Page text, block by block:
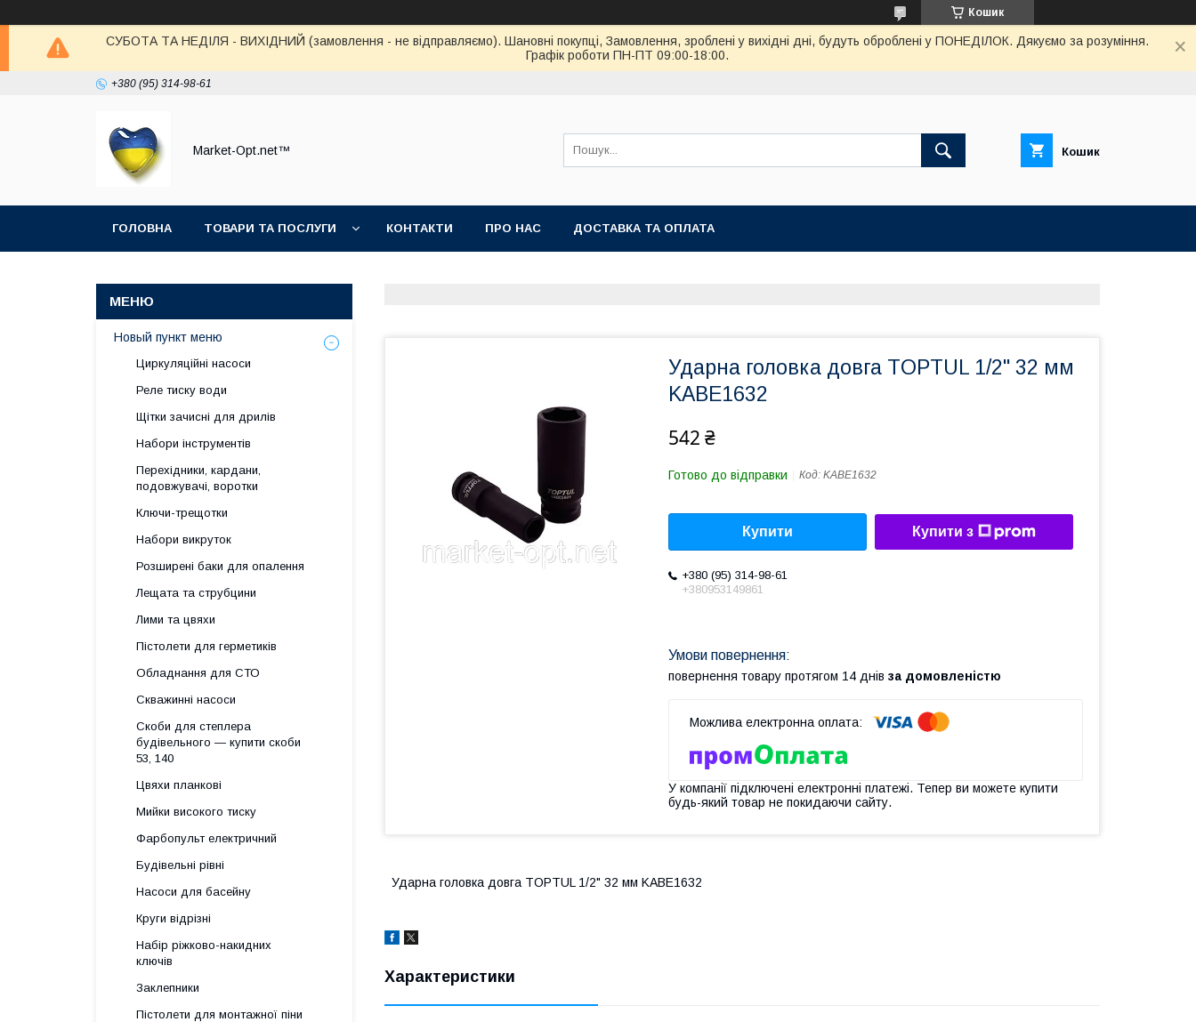
Кошик
СУБОТА ТА НЕДІЛЯ - ВИХІДНИЙ (замовлення - не відправляємо). Шановні покупці, Замовлення, зроблені у вихідні дні, будуть оброблені у ПОНЕДІЛОК. Дякуємо за розуміння.
Графік роботи ПН-ПТ 09:00-18:00.
+380 (95) 314-98-61
Market-Opt.net™ Кошик
ГОЛОВНА ТОВАРИ ТА ПОСЛУГИ КОНТАКТИ ПРО НАС ДОСТАВКА ТА ОПЛАТА
Ударна головка довга TOPTUL 1/2" 32 мм
KABE1632
542 ₴
Готово до відправки Код: KABE1632
Купити Купити з
+380 (95) 314-98-61
+380953149861
повернення товару протягом 14 днів за домовленістю
У компанії підключені електронні платежі. Тепер ви можете купити
будь-який товар не покидаючи сайту.
Ударна головка довга TOPTUL 1/2" 32 мм KABE1632
Характеристики
Новый пункт меню
Циркуляційні насоси
Реле тиску води
Щітки зачисні для дрилів
Набори інструментів
Перехідники, кардани,
подовжувачі, воротки
Ключи-трещотки
Набори викруток
Розширені баки для опалення
Лещата та струбцини
Лими та цвяхи
Пістолети для герметиків
Обладнання для СТО
Скважинні насоси
Скоби для степлера
будівельного — купити скоби
53, 140
Цвяхи планкові
Мийки високого тиску
Фарбопульт електричний
Будівельні рівні
Насоси для басейну
Круги відрізні
Набір ріжково-накидних
ключів
Заклепники
Пістолети для монтажної піни